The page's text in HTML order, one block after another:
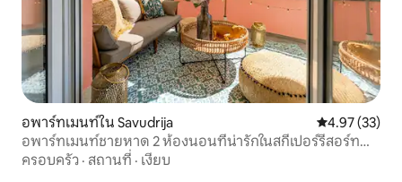
อพาร์ทเมนท์ใน Savudrija คะแนนเฉลี่ย
4.97 (33)
อพาร์ทเมนท์ชายหาด 2 ห้องนอนที่น่ารักในสกีเปอร์รีสอร์ท
ระดับพรีเมียม
ครอบครัว · สถานที่ · เงียบ